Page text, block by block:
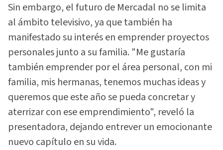
Sin embargo, el futuro de Mercadal no se limita
al ámbito televisivo, ya que también ha
manifestado su interés en emprender proyectos
personales junto a su familia. "Me gustaría
también emprender por el área personal, con mi
familia, mis hermanas, tenemos muchas ideas y
queremos que este año se pueda concretar y
aterrizar con ese emprendimiento", reveló la
presentadora, dejando entrever un emocionante
nuevo capítulo en su vida.